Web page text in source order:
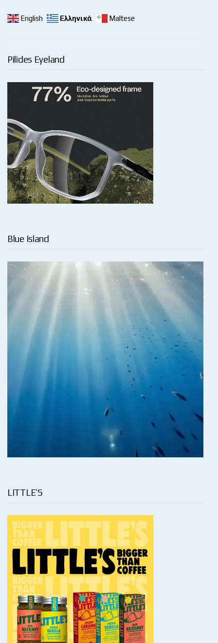
English Ελληνικά Maltese
Pilides Eyeland
Blue Island
LITTLE’S